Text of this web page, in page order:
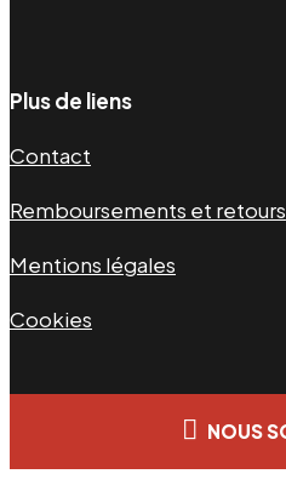
Plus de liens
Contact
Remboursements et retours
Mentions légales
Cookies
NOUS